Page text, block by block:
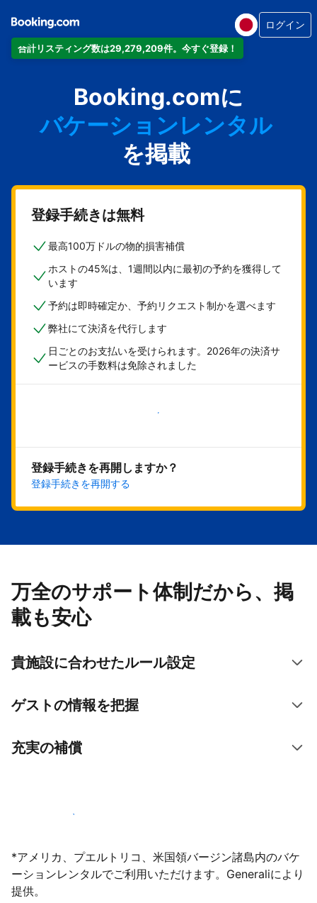
合計リスティング数は29,279,209件。今すぐ登録！
ログイン
Booking.comに
アパートメント
ホテル
バケーションレンタル
ゲストハウス
旅館
を掲載
登録手続きは無料
最高100万ドルの物的損害補償
ホストの45%は、1週間以内に最初の予約を獲得して
います
予約は即時確定か、予約リクエスト制かを選べます
弊社にて決済を代行します
日ごとのお支払いを受けられます。2026年の決済サ
ービスの手数料は免除されました
今すぐ始める
登録手続きを再開しますか？
登録手続きを再開する
万全のサポート体制だから、掲
載も安心
貴施設に合わせたルール設定
ゲストの情報を把握
充実の補償
今すぐ掲載登録する
*アメリカ、プエルトリコ、米国領バージン諸島内のバケ
ーションレンタルでご利用いただけます。Generaliにより
提供。